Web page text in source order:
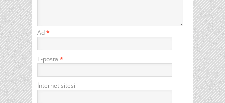
Ad*
E-posta *
İnternet sitesi